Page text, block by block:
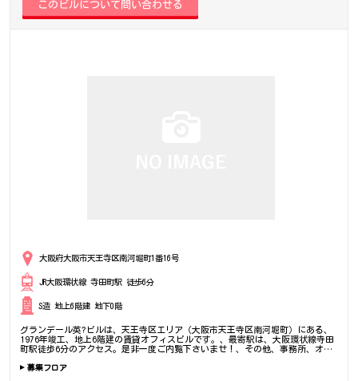
大阪府大阪市天王寺区南河堀町1番16号
JR大阪環状線 寺田町駅 徒歩6分
S造 地上6階建 地下0階
グランデール英?ビルは、天王寺区エリア（大阪市天王寺区南河堀町）にある、
1976年竣工、地上6階建の賃貸オフィスビルです。、最寄駅は、大阪環状線寺田
町駅徒歩6分のアクセス。是非一度ご内覧下さいませ！、その他、事務所、オフ
募集フロア